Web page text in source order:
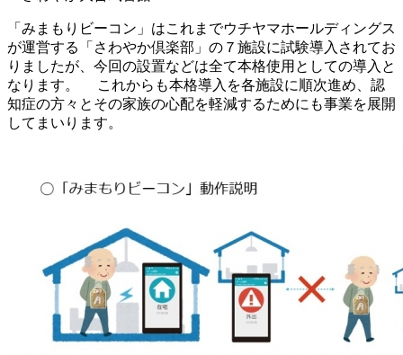
「みまもりビーコン」はこれまでウチヤマホールディングス
が運営する「さわやか倶楽部」の７施設に試験導入されてお
りましたが、今回の設置などは全て本格使用としての導入と
なります。 これからも本格導入を各施設に順次進め、認
知症の方々とその家族の心配を軽減するためにも事業を展開
してまいります。